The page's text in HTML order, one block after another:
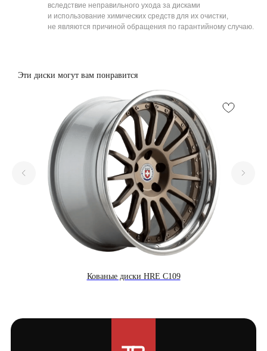
вследствие неправильного ухода за дисками
и использование химических средств для их очистки,
не являются причиной обращения по гарантийному случаю.
Эти диски могут вам понравится
Кованые диски HRE C109